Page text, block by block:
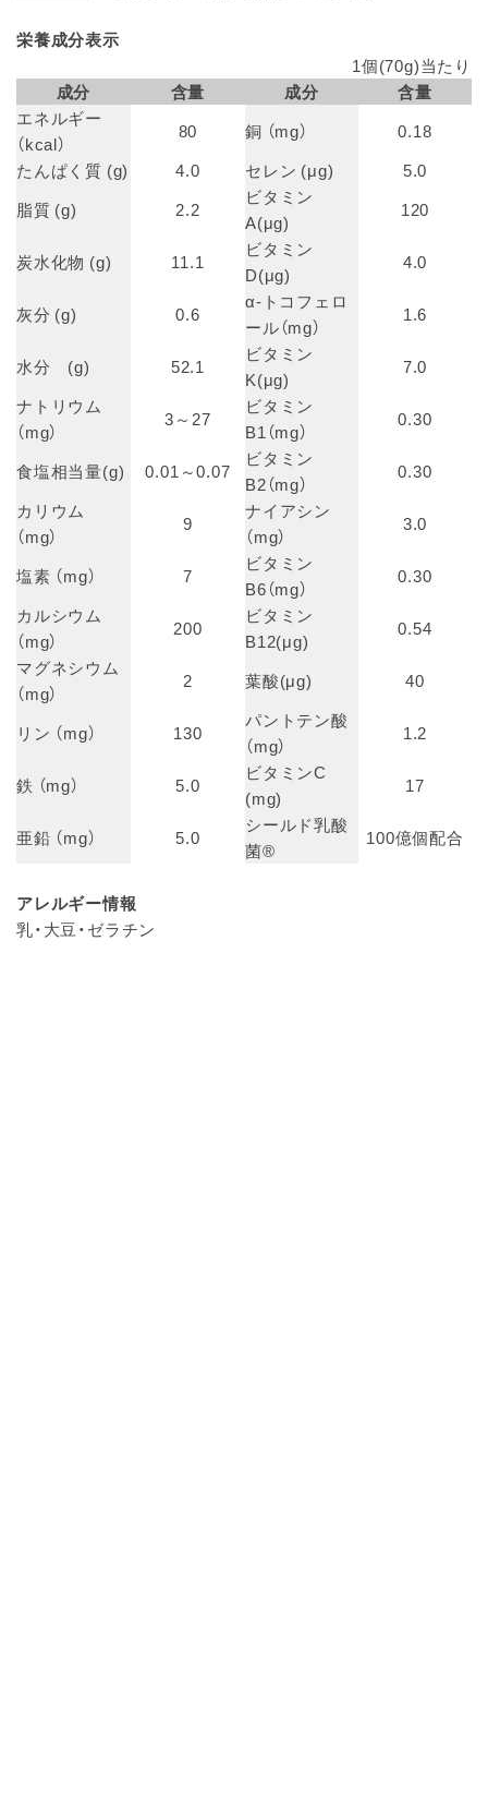
栄養成分表示
1個(70g)当たり
成分
含量 成分
含量
エネルギー
（kcal）
80 銅 （mg）
0.18
たんぱく質 (g)
4.0 セレン (μg)
5.0
脂質 (g)
2.2
ビタミン
A(μg)
120
炭水化物 (g) 11.1
ビタミン
D(μg)
4.0
灰分 (g) 0.6
α-トコフェロ
ール（mg）
1.6
水分 (g) 52.1
ビタミン
K(μg)
7.0
ナトリウム
（mg）
3～27
ビタミン
B1（mg）
0.30
食塩相当量(g) 0.01～0.07
ビタミン
B2（mg）
0.30
カリウム
（mg）
9
ナイアシン
（mg）
3.0
塩素 （mg） 7
ビタミン
B6（mg）
0.30
カルシウム
（mg）
200
ビタミン
B12(μg)
0.54
マグネシウム
（mg）
2 葉酸(μg) 40
リン （mg） 130
パントテン酸
（mg）
1.2
鉄 （mg） 5.0
ビタミンC
(mg)
17
亜鉛 （mg） 5.0
シールド乳酸
菌®
100億個配合
アレルギー情報
乳・大豆・ゼラチン